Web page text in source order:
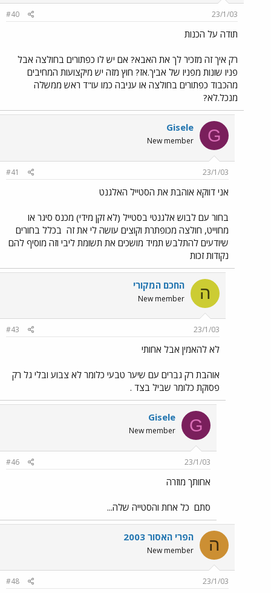
23/1/03
#40
תודה על הכנות
רק איך זה מזכיר לך את האבא? אם יש לו כפתורים בחולצה אבל
פניו שונות מפניו של אביך.אז? חוץ מזה יש מיקצועות המחיבים
מהכבוד כפתורים בחולצה או עניבה כמו עו"ד ראש ממשלה
מנכל.לא?
G
Gisele
New member
23/1/03
#41
אני דווקא אוהבת את הסטייל האלגנט
בחור עם לבוש אלגנטי בסטייל (לא זקן מידי) מכנס סיגר או
מחוייט, חולצה מכופתרת וקוצים עושה לי את זה בכלל בחורים
שיודעים להתלבש תמיד מושכים את תשומת ליבי וזה מוסיף להם
נקודות זכות
ה החכם המקורי
New member
23/1/03
#43
לא להאמין אבל אחותי
אוהבת רק גברים עם שיער טבעי כלומר לא צבוע ובלי גל רק
פסוקת כלומר שביל בצד .
G
Gisele
New member
23/1/03
#46
אחותך מוזרה
סתם כל אחת והסטייה שלה...
ה הפרי האסור 2003
New member
23/1/03
#48